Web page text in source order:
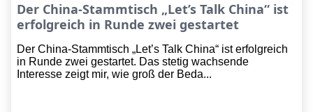
Der China-Stammtisch „Let’s Talk China“ ist
erfolgreich in Runde zwei gestartet
Der China-Stammtisch „Let’s Talk China“ ist erfolgreich
in Runde zwei gestartet. Das stetig wachsende
Interesse zeigt mir, wie groß der Beda...